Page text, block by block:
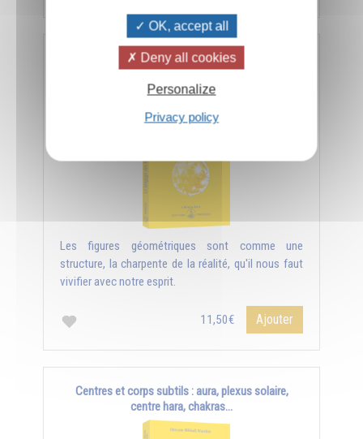
Le langage des figures géométriques
Les figures géométriques sont comme une
structure, la charpente de la réalité, qu'il nous faut
vivifier avec notre esprit.
11,50€ Ajouter
Centres et corps subtils : aura, plexus solaire,
centre hara, chakras...
OK, accept all
Deny all cookies
Personalize
Privacy policy